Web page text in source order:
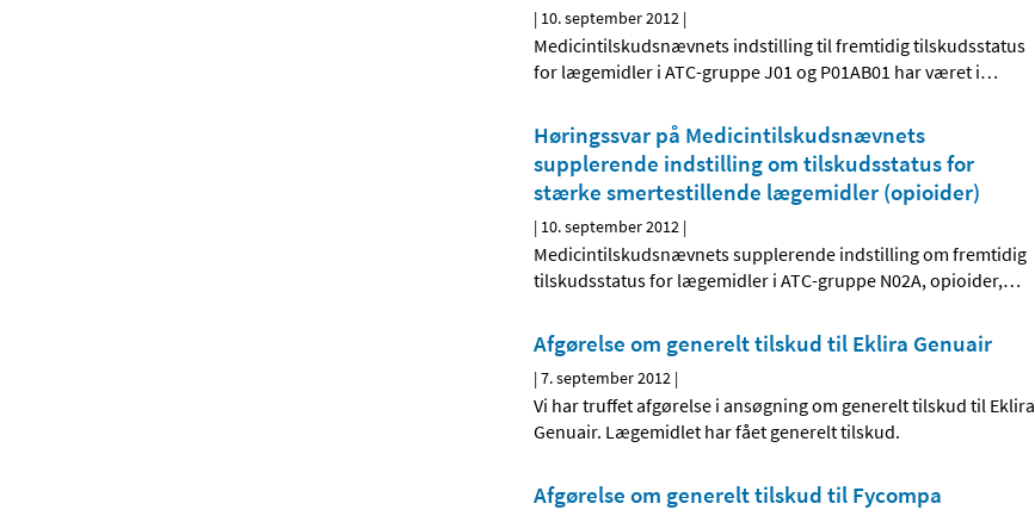
| 10. september 2012 |
Medicintilskudsnævnets indstilling til fremtidig tilskudsstatus
for lægemidler i ATC-gruppe J01 og P01AB01 har været i…
Høringssvar på Medicintilskudsnævnets
supplerende indstilling om tilskudsstatus for
stærke smertestillende lægemidler (opioider)
| 10. september 2012 |
Medicintilskudsnævnets supplerende indstilling om fremtidig
tilskudsstatus for lægemidler i ATC-gruppe N02A, opioider,…
Afgørelse om generelt tilskud til Eklira Genuair
|7. september 2012 |
Vi har truffet afgørelse i ansøgning om generelt tilskud til Eklira
Genuair. Lægemidlet har fået generelt tilskud.
Afgørelse om generelt tilskud til Fycompa